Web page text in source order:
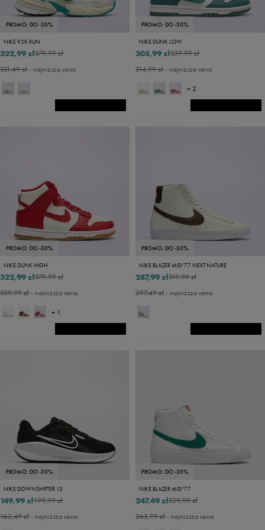
PROMO: DO -30%
NIKE V2K RUN
379,99 zł
322,99 zł
331,49 zł- najniższa cena
PROMO: DO -30%
NIKE DUNK LOW
339,99 zł
305,99 zł
314,99 zł- najniższa cena
+ 2
PROMO: DO -30%
NIKE DUNK HIGH
379,99 zł
322,99 zł
339,99 zł- najniższa cena
+ 1
PROMO: DO -30%
NIKE BLAZER MID '77 NEXT NATURE
319,99 zł
287,99 zł
297,49 zł- najniższa cena
PROMO: DO -30%
NIKE DOWNSHIFTER 13
199,99 zł
149,99 zł
162,49 zł- najniższa cena
PROMO: DO -30%
NIKE BLAZER MID '77
329,99 zł
247,49 zł
263,99 zł- najniższa cena